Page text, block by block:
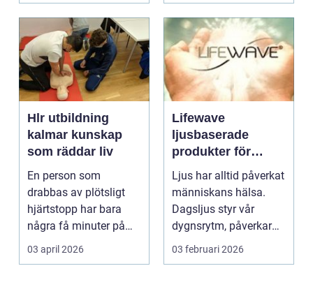
Hlr utbildning
kalmar kunskap
som räddar liv
En person som
drabbas av plötsligt
hjärtstopp har bara
några få minuter på
sig. För varje minut
utan...
03 april 2026
Lifewave
ljusbaserade
produkter för
hälsa och
välbefinnande
Ljus har alltid påverkat
människans hälsa.
Dagsljus styr vår
dygnsrytm, påverkar
humör, sömn och ene...
03 februari 2026